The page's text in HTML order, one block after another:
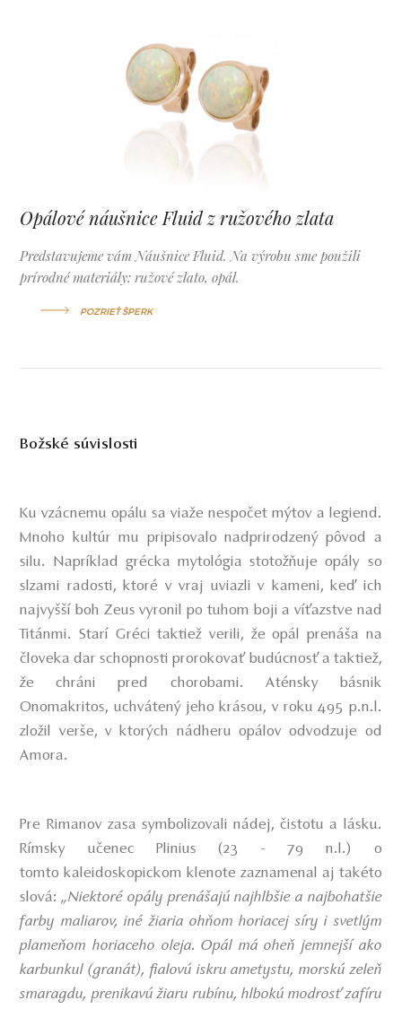
Opálové náušnice Fluid z ružového zlata
Predstavujeme vám Náušnice Fluid. Na výrobu sme použili
prírodné materiály: ružové zlato, opál.
POZRIEŤ ŠPERK
Božské súvislosti
Ku vzácnemu opálu sa viaže nespočet mýtov a legiend.
Mnoho kultúr mu pripisovalo nadprirodzený pôvod a
silu. Napríklad grécka mytológia stotožňuje opály so
slzami radosti, ktoré v vraj uviazli v kameni, keď ich
najvyšší boh Zeus vyronil po tuhom boji a víťazstve nad
Titánmi. Starí Gréci taktiež verili, že opál prenáša na
človeka dar schopnosti prorokovať budúcnosť a taktiež,
že chráni pred chorobami. Aténsky básnik
Onomakritos, uchvátený jeho krásou, v roku 495 p.n.l.
zložil verše, v ktorých nádheru opálov odvodzuje od
Amora.
Pre Rimanov zasa symbolizovali nádej, čistotu a lásku.
Rímsky učenec Plinius (23 - 79 n.l.) o
tomto kaleidoskopickom klenote zaznamenal aj takéto
slová: „Niektoré opály prenášajú najhlbšie a najbohatšie
farby maliarov, iné žiaria ohňom horiacej síry i svetlým
plameňom horiaceho oleja. Opál má oheň jemnejší ako
karbunkul (granát), fialovú iskru ametystu, morskú zeleň
smaragdu, prenikavú žiaru rubínu, hlbokú modrosť zafíru